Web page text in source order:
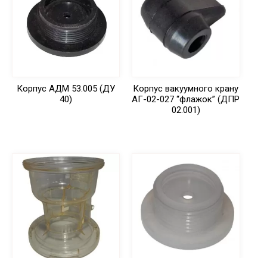
Корпус АДМ 53.005 (ДУ
40)
Корпус вакуумного крану
АГ-02-027 “флажок” (ДПР
02.001)